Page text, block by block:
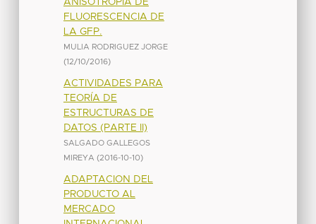
FLUORESCENCIA DE
LA GFP.
MULIA RODRIGUEZ JORGE
(12/10/2016)
ACTIVIDADES PARA
TEORÍA DE
ESTRUCTURAS DE
DATOS (PARTE II)
SALGADO GALLEGOS
MIREYA (2016-10-10)
ADAPTACION DEL
PRODUCTO AL
MERCADO